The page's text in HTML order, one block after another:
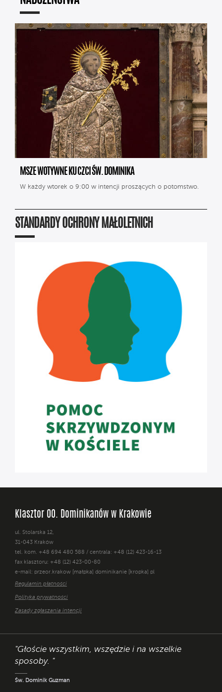
MSZE WOTYWNE KU CZCI ŚW. DOMINIKA
W każdy wtorek o 9:00 w intencji proszących o potomstwo.
STANDARDY OCHRONY MAŁOLETNICH
Klasztor OO. Dominikanów w Krakowie
ul. Stolarska 12,
31-043 Kraków
tel. kom. +48 694 480 588 / centrala: +48 (12) 423-16-13
fax klasztoru: +48 (12) 423-00-80
e-mail: przeor.krakow [małpka] dominikanie [kropka] pl
Regulamin płatności
Polityka prywatności
Zasady zgłaszania intencji
"Głoście wszystkim, wszędzie i na wszelkie
sposoby. "
Św. Dominik Guzman